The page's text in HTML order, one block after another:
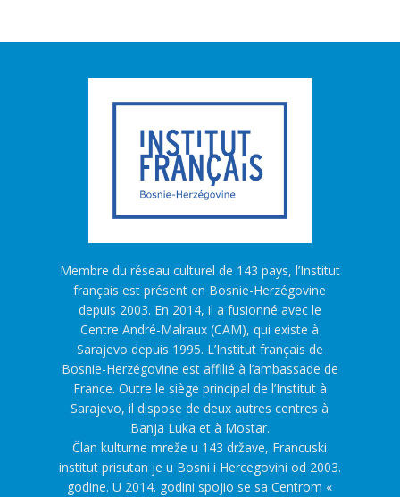
Membre du réseau culturel de 143 pays, l’Institut
français est présent en Bosnie-Herzégovine
depuis 2003. En 2014, il a fusionné avec le
Centre André-Malraux (CAM), qui existe à
Sarajevo depuis 1995. L’Institut français de
Bosnie-Herzégovine est affilié à l’ambassade de
France. Outre le siège principal de l’Institut à
Sarajevo, il dispose de deux autres centres à
Banja Luka et à Mostar.
Član kulturne mreže u 143 države, Francuski
institut prisutan je u Bosni i Hercegovini od 2003.
godine. U 2014. godini spojio se sa Centrom «